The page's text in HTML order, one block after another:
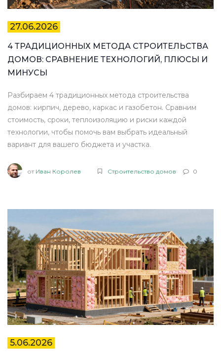
27.06.2026
4 ТРАДИЦИОННЫХ МЕТОДА СТРОИТЕЛЬСТВА
ДОМОВ: СРАВНЕНИЕ ТЕХНОЛОГИЙ, ПЛЮСЫ И
МИНУСЫ
Разбираем 4 традиционных метода строительства
домов: кирпич, дерево, каркас и газобетон. Сравним
стоимость, сроки, теплоизоляцию и риски каждой
технологии, чтобы помочь вам выбрать идеальный
вариант для вашего бюджета и участка.
от Иван Королев Строительство домов 0
5.06.2026